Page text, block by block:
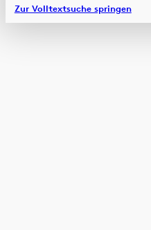
Zur Volltextsuche springen